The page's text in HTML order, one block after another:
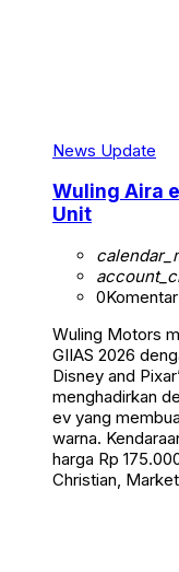
News Update
Wuling Aira
Unit
0Komentar
Wuling Motors
GIIAS 2026
Disney and
menghadirkan
ev yang
warna.
harga Rp
Christian,